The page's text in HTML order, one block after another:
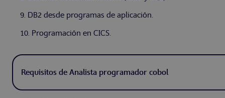
9. DB2 desde programas de aplicación.
10. Programación en CICS.
Requisitos de Analista programador cobol